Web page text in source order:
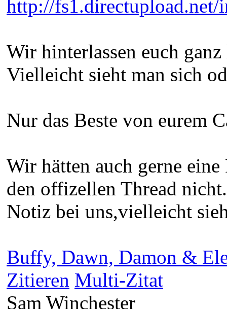
http://
Wir hinterlassen euch
Vielleicht sieht man sich
Nur das Beste von eurem
Wir hätten auch gerne
den offizellen Thread
Notiz bei uns,vielleicht
Buffy, Dawn, Damon &
Zitieren Multi-Zitat
Sam Winchester